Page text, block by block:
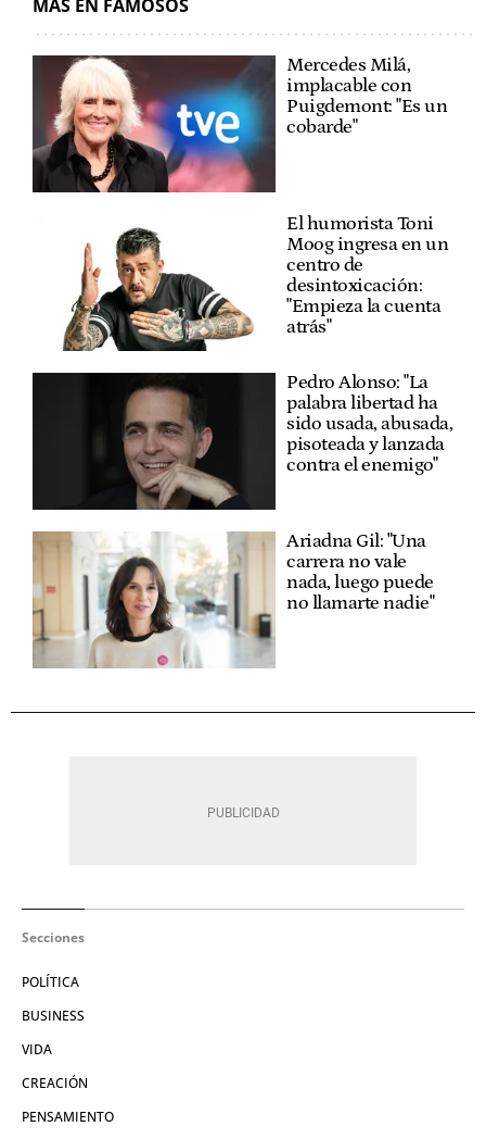
MÁS EN FAMOSOS
Mercedes Milá,
implacable con
Puigdemont: "Es un
cobarde"
El humorista Toni
Moog ingresa en un
centro de
desintoxicación:
"Empieza la cuenta
atrás"
Pedro Alonso: "La
palabra libertad ha
sido usada, abusada,
pisoteada y lanzada
contra el enemigo"
Ariadna Gil: "Una
carrera no vale
nada, luego puede
no llamarte nadie"
Secciones
POLÍTICA
BUSINESS
VIDA
CREACIÓN
PENSAMIENTO